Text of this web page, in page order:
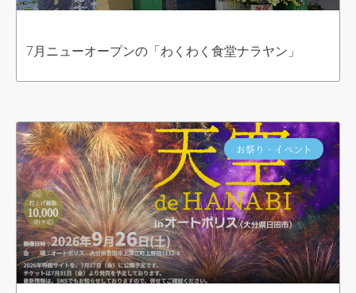
7月ニューオープンの「わくわく食堂ナラヤン」
お祭り・イベント